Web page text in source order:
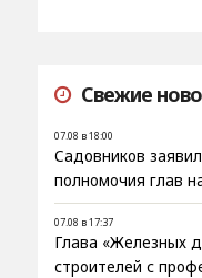
Свежие
07.08 в 18:00
Садовников
полномочия глав
07.08 в 17:37
Глава «Железных
строителей с